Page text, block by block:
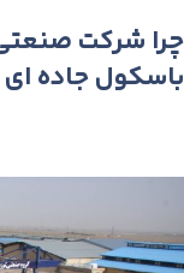
چرا شرکت صنعتی
باسکول جاده ای